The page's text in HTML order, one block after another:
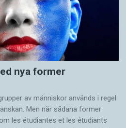
nya former
av människor används i regel
Men när sådana ­former
les étudiantes et les étudiants